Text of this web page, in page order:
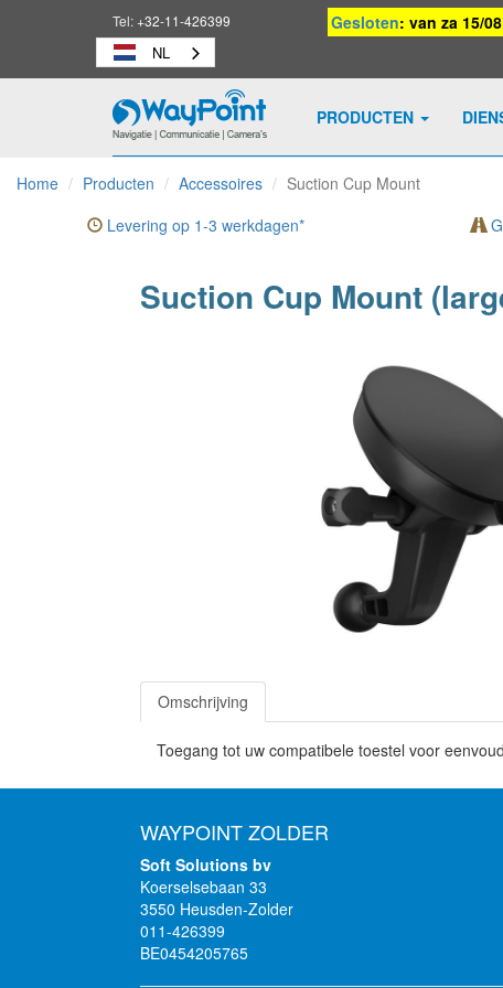
Tel:+32-11-426399 Gesloten: van za 15/
NL
Waypoint
-
naar
homepage
PRODUCTEN
Home Producten Accessoires
Suction Cup Mount
Levering op 1-3 werkdagen*
Suction Cup Mount
Omschrijving
Toegang tot uw compatibele toestel voor
WAYPOINT ZOLDER
Soft Solutions bv
Koerselsebaan 33
3550 Heusden-Zolder
011-426399
BE0454205765